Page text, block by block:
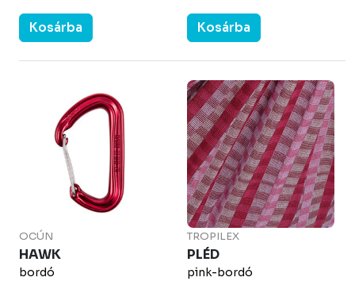
Kosárba Kosárba
OCÚN
HAWK
bordó
TROPILEX
PLÉD
pink-bordó